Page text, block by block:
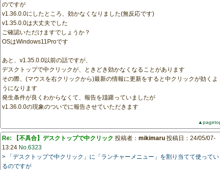
のですが
v1.36.0.0にしたところ、効かなくなりました(無反応です)
v1.35.0.0は大丈夫でした
ご確認いただけますでしょうか？
OSはWindows11Proです
あと、v1.35.0.0以前の話ですが、
デスクトップで中クリックが、ときどき効かなくなることがあります
その際、(マウスを右クリックから)最新の情報に更新をすると中クリックが効くよ
うになります
発生条件が良くわからなくて、報告を躊躇っていましたが
v1.36.0.0の現象のついでに報告させていただきます
Re: 【不具合】デスクトップで中クリック 投稿者： mikimaru 投稿日：24/05/07-
13:24 No.6323
> 「デスクトップで中クリック」に「ランチャーメニュー」を割り当てて使ってい
るのですが